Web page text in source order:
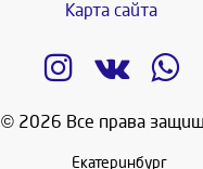
Карта сайта
© 2026 Все права
Екатеринбург